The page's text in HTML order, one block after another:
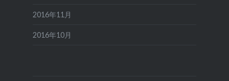
2016年11月
2016年10月